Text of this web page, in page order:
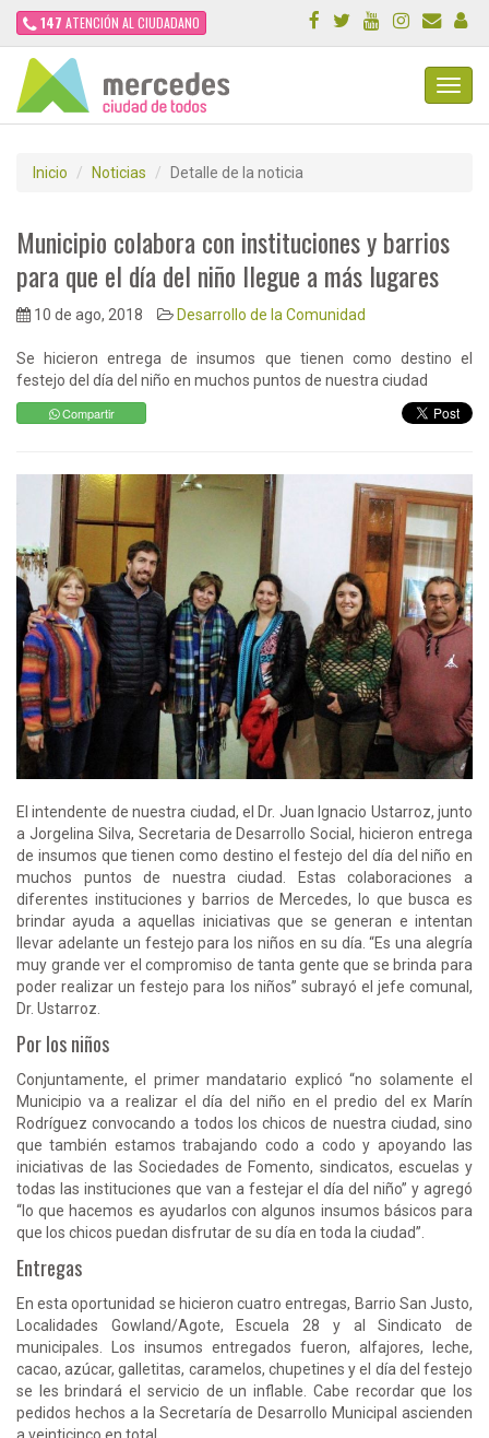
147 ATENCIÓN AL CIUDADANO
Inicio Noticias Detalle de la noticia
Municipio colabora con instituciones y barrios
para que el día del niño llegue a más lugares
10 de ago, 2018 Desarrollo de la Comunidad
Se hicieron entrega de insumos que tienen como destino el
festejo del día del niño en muchos puntos de nuestra ciudad
Compartir
El intendente de nuestra ciudad, el Dr. Juan Ignacio Ustarroz, junto
a Jorgelina Silva, Secretaria de Desarrollo Social, hicieron entrega
de insumos que tienen como destino el festejo del día del niño en
muchos puntos de nuestra ciudad. Estas colaboraciones a
diferentes instituciones y barrios de Mercedes, lo que busca es
brindar ayuda a aquellas iniciativas que se generan e intentan
llevar adelante un festejo para los niños en su día. “Es una alegría
muy grande ver el compromiso de tanta gente que se brinda para
poder realizar un festejo para los niños” subrayó el jefe comunal,
Dr. Ustarroz.
Por los niños
Conjuntamente, el primer mandatario explicó “no solamente el
Municipio va a realizar el día del niño en el predio del ex Marín
Rodríguez convocando a todos los chicos de nuestra ciudad, sino
que también estamos trabajando codo a codo y apoyando las
iniciativas de las Sociedades de Fomento, sindicatos, escuelas y
todas las instituciones que van a festejar el día del niño” y agregó
“lo que hacemos es ayudarlos con algunos insumos básicos para
que los chicos puedan disfrutar de su día en toda la ciudad”.
Entregas
En esta oportunidad se hicieron cuatro entregas, Barrio San Justo,
Localidades Gowland/Agote, Escuela 28 y al Sindicato de
municipales. Los insumos entregados fueron, alfajores, leche,
cacao, azúcar, galletitas, caramelos, chupetines y el día del festejo
se les brindará el servicio de un inflable. Cabe recordar que los
pedidos hechos a la Secretaría de Desarrollo Municipal ascienden
a veinticinco en total.